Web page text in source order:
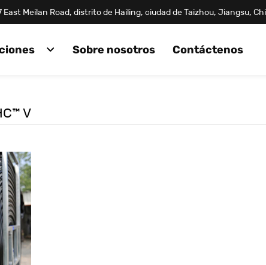
East Meilan Road, distrito de Hailing, ciudad de Taizhou, Jiangsu,
Sobre nosotros Contáctenos
V